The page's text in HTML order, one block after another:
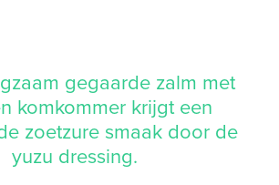
gegaarde zalm met
komkommer krijgt een
zoetzure smaak door de
yuzu dressing.